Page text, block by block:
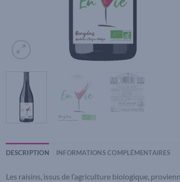
DESCRIPTION INFORMATIONS COMPLÉMENTAIRES
Les raisins, issus de l’agriculture biologique,